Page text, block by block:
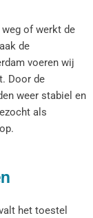
of werkt de
de
voeren wij
Door de
weer stabiel en
als
het toestel